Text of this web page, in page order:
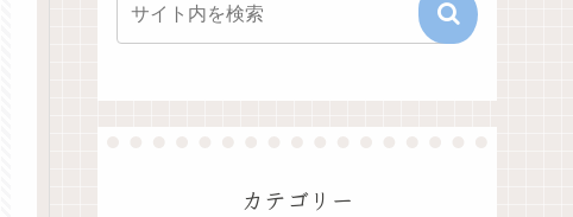
カテゴリー